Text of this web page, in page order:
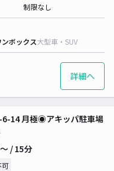
制限なし
ンボックス大型車・SUV
詳細へ
14 月極◉アキッパ駐車場
/ 15分
可